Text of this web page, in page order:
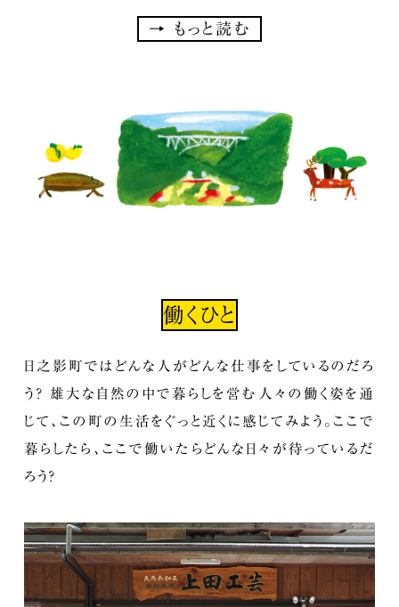
→ もっと読む
働くひと
日之影町ではどんな人がどんな仕事をしているのだろ
う？ 雄大な自然の中で暮らしを営む人々の働く姿を通
じて、この町の生活をぐっと近くに感じてみよう。ここで
暮らしたら、ここで働いたらどんな日々が待っているだ
ろう？